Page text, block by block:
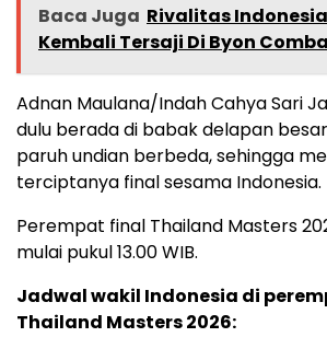
Baca Juga Rivalitas
Kembali Tersaji Di Byon
Adnan Maulana/Indah Cahya Sari
dulu berada di babak delapan
paruh undian berbeda, sehingga
terciptanya final sesama Indonesia.
Perempat final Thailand Masters
mulai pukul 13.00 WIB.
Jadwal wakil Indonesia di
Thailand Masters 2026: